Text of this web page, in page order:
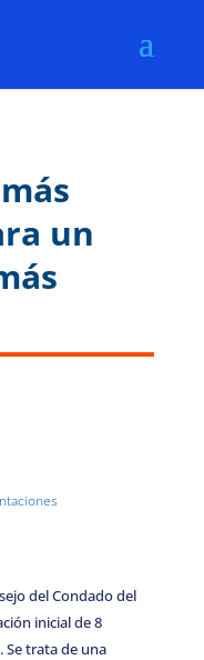
un
del Condado del
inicial de 8
Se trata de una